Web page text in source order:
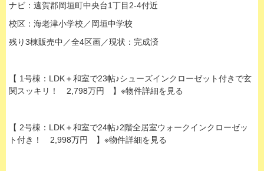
ナビ：遠賀郡岡垣町中央台1丁目2-4付近
校区：海老津小学校／岡垣中学校
残り3棟販売中／全4区画／現状：完成済
【 1号棟：LDK＋和室で23帖♪シューズインクローゼット付きで玄
関スッキリ！ 2,798万円 】※物件詳細を見る
【 2号棟：LDK＋和室で24帖♪2階全居室ウォークインクローゼッ
ト付き！ 2,998万円 】※物件詳細を見る